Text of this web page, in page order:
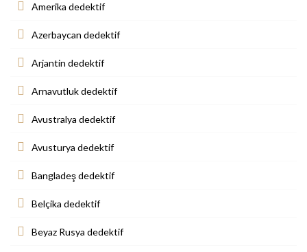
Amerika dedektif
Azerbaycan dedektif
Arjantin dedektif
Arnavutluk dedektif
Avustralya dedektif
Avusturya dedektif
Bangladeş dedektif
Belçika dedektif
Beyaz Rusya dedektif